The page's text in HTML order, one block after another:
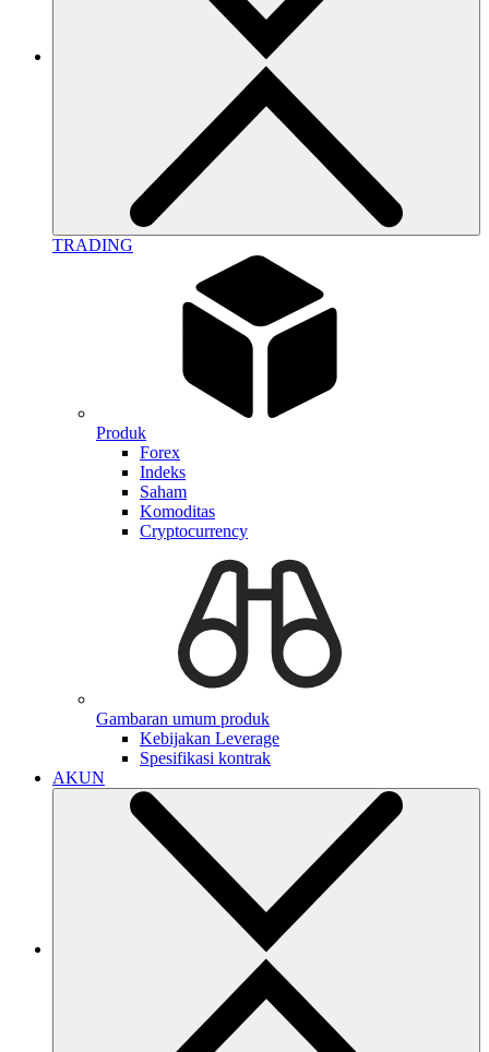
TRADING
Produk
Forex
Indeks
Saham
Komoditas
Cryptocurrency
Gambaran umum produk
Kebijakan Leverage
Spesifikasi kontrak
AKUN